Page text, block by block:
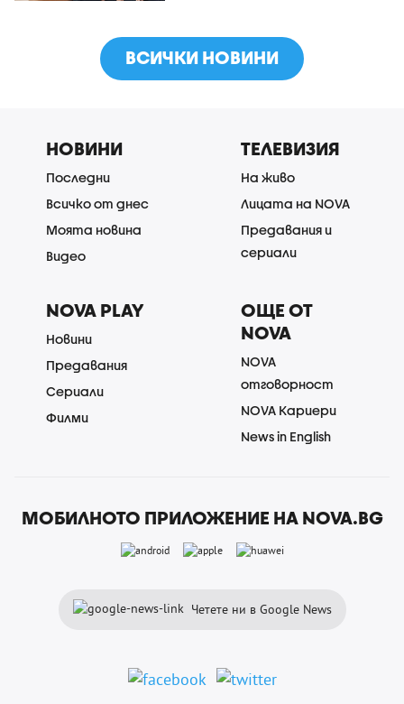
ВСИЧКИ НОВИНИ
НОВИНИ
Последни
Всичко от днес
Моята новина
Видео
ТЕЛЕВИЗИЯ
На живо
Лицата на NOVA
Предавания и
сериали
NOVA PLAY
Новини
Предавания
Сериали
Филми
ОЩЕ ОТ
NOVA
NOVA
отговорност
NOVA Кариери
News in English
МОБИЛНОТО ПРИЛОЖЕНИЕ НА NOVA.BG
Четете ни в Google News